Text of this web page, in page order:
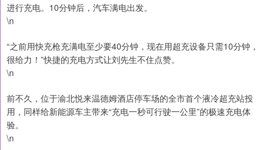
进行充电。10分钟后，汽车满电出发。
\n
“之前用快充枪充满电至少要40分钟，现在用超充设备只需10分钟，
很给力！”快捷的充电方式让刘先生不住点赞。
\n
前不久，位于渝北悦来温德姆酒店停车场的全市首个液冷超充站投
用，同样给新能源车主带来“充电一秒可行驶一公里”的极速充电体
验。
\n